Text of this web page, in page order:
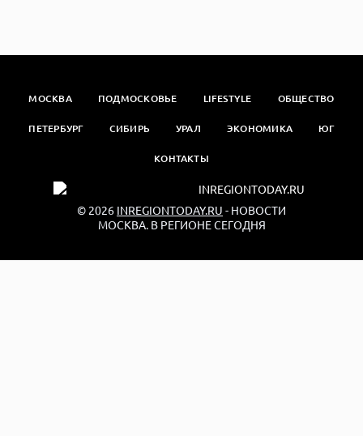
МОСКВА ПОДМОСКОВЬЕ LIFESTYLE ОБЩЕСТВО
ПЕТЕРБУРГ СИБИРЬ УРАЛ ЭКОНОМИКА ЮГ
КОНТАКТЫ
© 2026 INREGIONTODAY.RU - НОВОСТИ
МОСКВА. В РЕГИОНЕ СЕГОДНЯ